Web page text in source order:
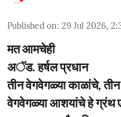
Published on: 29 Jul 2026,
मत आमचेही
अॅड. हर्षल प्रधान
तीन वेगवेगळ्या काळांचे,
वेगवेगळ्या आशयांचे हे ग्रंथ